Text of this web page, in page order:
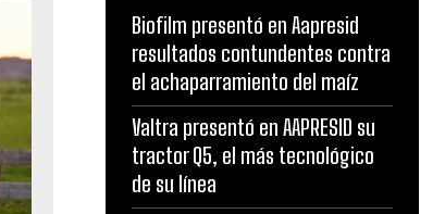
Biofilm presentó en Aapresid
resultados contundentes contra
el achaparramiento del maíz
Valtra presentó en AAPRESID su
tractor Q5, el más tecnológico
de su línea